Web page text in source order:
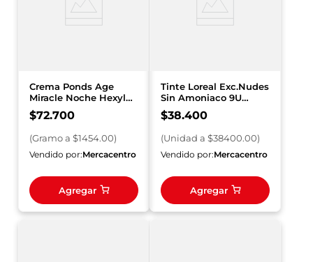
Crema Ponds Age
Miracle Noche Hexyl
Retinol x 50 g
$72.700
(Gramoa $1454.00)
Vendido por:Mercacentro
Agregar
Tinte Loreal Exc.Nudes
Sin Amoniaco 9U
H5711300 Rubio Ceniz
$38.400
(Unidad a $38400.00)
Vendido por:Mercacentro
Agregar